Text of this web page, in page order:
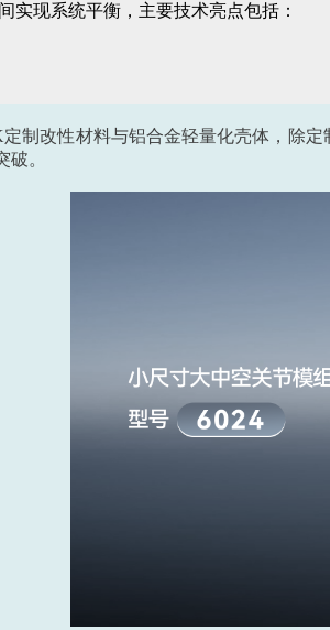
实现系统平衡，主要技术亮点包括：
制改性材料与铝合金轻量化壳体，除
破。